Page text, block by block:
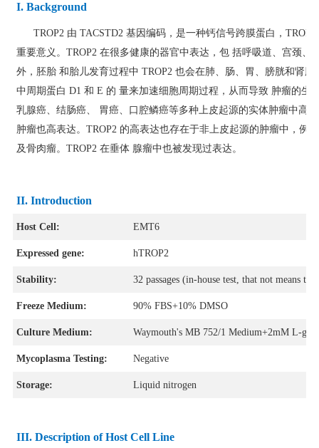
I. Background
TROP2 由 TACSTD2 基因编码，是一种钙信号跨膜蛋白，
重要意义。TROP2 在很多健康的器官中表达，包 括呼吸道、宫颈
外，胚胎 和胎儿发育过程中 TROP2 也会在肺、肠、胃、膀胱和肾
中周期蛋白 D1 和 E 的 量来加速细胞周期过程，从而导致 肿瘤的生
乳腺癌、结肠癌、 胃癌、口腔鳞癌等多种上皮起源的实体肿瘤中高
肿瘤也高表达。TROP2 的高表达也存在于非上皮起源的肿瘤中，
及骨肉瘤。TROP2 在垂体 腺瘤中也被发现过表达。
II.Introduction
Host Cell: EMT6
Expressed gene: hTROP2
Stability: 32 passages (in-house test, that not means
Freeze Medium: 90% FBS+10% DMSO
Culture Medium: Waymouth's MB 752/1 Medium+2mM L-
Mycoplasma Testing: Negative
Storage: Liquid nitrogen
III. Description of Host Cell Line